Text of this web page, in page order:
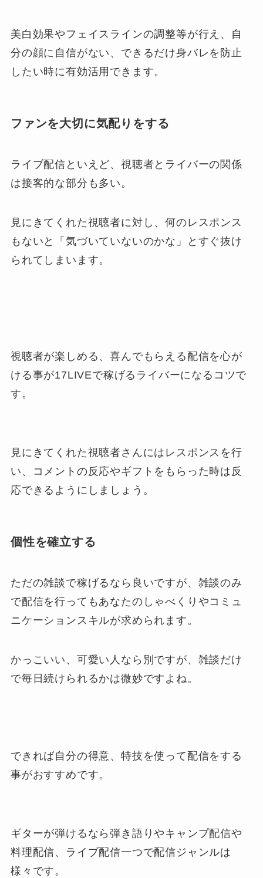
美白効果やフェイスラインの調整等が行え、自
分の顔に自信がない、できるだけ身バレを防止
したい時に有効活用できます。
ファンを大切に気配りをする
ライブ配信といえど、視聴者とライバーの関係
は接客的な部分も多い。
見にきてくれた視聴者に対し、何のレスポンス
もないと「気づいていないのかな」とすぐ抜け
られてしまいます。
視聴者が楽しめる、喜んでもらえる配信を心が
ける事が17LIVEで稼げるライバーになるコツで
す。
見にきてくれた視聴者さんにはレスポンスを行
い、コメントの反応やギフトをもらった時は反
応できるようにしましょう。
個性を確立する
ただの雑談で稼げるなら良いですが、雑談のみ
で配信を行ってもあなたのしゃべくりやコミュ
ニケーションスキルが求められます。
かっこいい、可愛い人なら別ですが、雑談だけ
で毎日続けられるかは微妙ですよね。
できれば自分の得意、特技を使って配信をする
事がおすすめです。
ギターが弾けるなら弾き語りやキャンプ配信や
料理配信、ライブ配信一つで配信ジャンルは
様々です。